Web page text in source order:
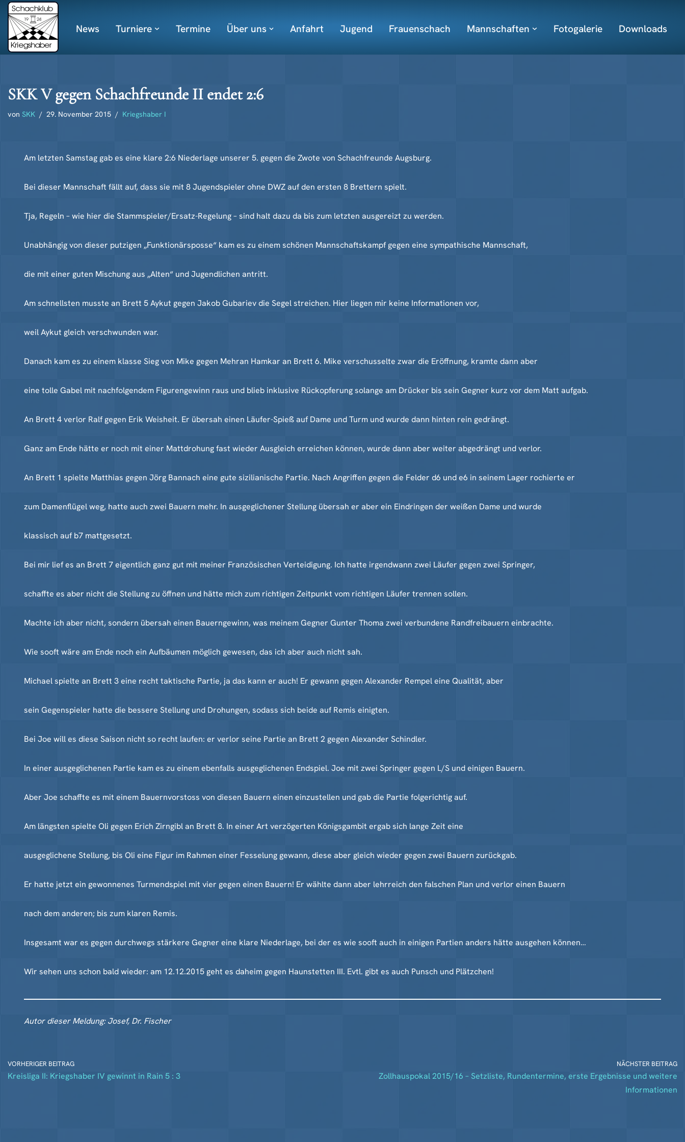
Zum
Inhalt
springen
News Turniere Termine Über uns Anfahrt Jugend Frauenschach Mannschaften Fotogalerie Downloads
SKK V gegen Schachfreunde II endet 2:6
von SKK 29. November 2015 Kriegshaber I
Am letzten Samstag gab es eine klare 2:6 Niederlage unserer 5. gegen die Zwote von Schachfreunde Augsburg.
Bei dieser Mannschaft fällt auf, dass sie mit 8 Jugendspieler ohne DWZ auf den ersten 8 Brettern spielt.
Tja, Regeln – wie hier die Stammspieler/Ersatz-Regelung – sind halt dazu da bis zum letzten ausgereizt zu werden.
Unabhängig von dieser putzigen „Funktionärsposse“ kam es zu einem schönen Mannschaftskampf gegen eine sympathische Mannschaft,
die mit einer guten Mischung aus „Alten“ und Jugendlichen antritt.
Am schnellsten musste an Brett 5 Aykut gegen Jakob Gubariev die Segel streichen. Hier liegen mir keine Informationen vor,
weil Aykut gleich verschwunden war.
Danach kam es zu einem klasse Sieg von Mike gegen Mehran Hamkar an Brett 6. Mike verschusselte zwar die Eröffnung, kramte dann aber
eine tolle Gabel mit nachfolgendem Figurengewinn raus und blieb inklusive Rückopferung solange am Drücker bis sein Gegner kurz vor dem Matt aufgab.
An Brett 4 verlor Ralf gegen Erik Weisheit. Er übersah einen Läufer-Spieß auf Dame und Turm und wurde dann hinten rein gedrängt.
Ganz am Ende hätte er noch mit einer Mattdrohung fast wieder Ausgleich erreichen können, wurde dann aber weiter abgedrängt und verlor.
An Brett 1 spielte Matthias gegen Jörg Bannach eine gute sizilianische Partie. Nach Angriffen gegen die Felder d6 und e6 in seinem Lager rochierte er
zum Damenflügel weg, hatte auch zwei Bauern mehr. In ausgeglichener Stellung übersah er aber ein Eindringen der weißen Dame und wurde
klassisch auf b7 mattgesetzt.
Bei mir lief es an Brett 7 eigentlich ganz gut mit meiner Französischen Verteidigung. Ich hatte irgendwann zwei Läufer gegen zwei Springer,
schaffte es aber nicht die Stellung zu öffnen und hätte mich zum richtigen Zeitpunkt vom richtigen Läufer trennen sollen.
Machte ich aber nicht, sondern übersah einen Bauerngewinn, was meinem Gegner Gunter Thoma zwei verbundene Randfreibauern einbrachte.
Wie sooft wäre am Ende noch ein Aufbäumen möglich gewesen, das ich aber auch nicht sah.
Michael spielte an Brett 3 eine recht taktische Partie, ja das kann er auch! Er gewann gegen Alexander Rempel eine Qualität, aber
sein Gegenspieler hatte die bessere Stellung und Drohungen, sodass sich beide auf Remis einigten.
Bei Joe will es diese Saison nicht so recht laufen: er verlor seine Partie an Brett 2 gegen Alexander Schindler.
In einer ausgeglichenen Partie kam es zu einem ebenfalls ausgeglichenen Endspiel. Joe mit zwei Springer gegen L/S und einigen Bauern.
Aber Joe schaffte es mit einem Bauernvorstoss von diesen Bauern einen einzustellen und gab die Partie folgerichtig auf.
Am längsten spielte Oli gegen Erich Zirngibl an Brett 8. In einer Art verzögerten Königsgambit ergab sich lange Zeit eine
ausgeglichene Stellung, bis Oli eine Figur im Rahmen einer Fesselung gewann, diese aber gleich wieder gegen zwei Bauern zurückgab.
Er hatte jetzt ein gewonnenes Turmendspiel mit vier gegen einen Bauern! Er wählte dann aber lehrreich den falschen Plan und verlor einen Bauern
nach dem anderen; bis zum klaren Remis.
Insgesamt war es gegen durchwegs stärkere Gegner eine klare Niederlage, bei der es wie sooft auch in einigen Partien anders hätte ausgehen können…
Wir sehen uns schon bald wieder: am 12.12.2015 geht es daheim gegen Haunstetten III. Evtl. gibt es auch Punsch und Plätzchen!
Autor dieser Meldung: Josef, Dr. Fischer
VORHERIGER BEITRAG
Kreisliga II: Kriegshaber IV gewinnt in Rain 5 : 3
NÄCHSTER BEITRAG
Zollhauspokal 2015/16 – Setzliste, Rundentermine, erste Ergebnisse und weitere
Informationen